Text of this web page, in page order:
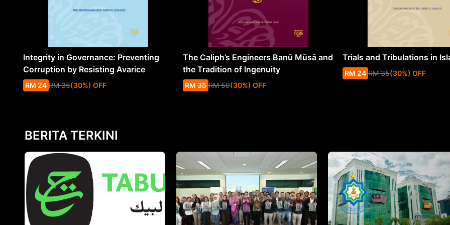
Integrity in Governance: Preventing
Corruption by Resisting Avarice
RM 24 RM 35(30%) OFF
The Caliph’s Engineers Banū Mūsā and
the Tradition of Ingenuity
RM 35 RM 50(30%) OFF
Trials and Tribulations in
RM 24 RM 35(30%) OFF
BERITA TERKINI